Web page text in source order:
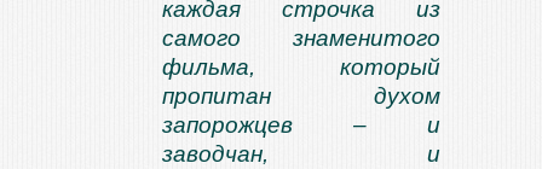
каждая строчка из
самого знаменитого
фильма, который
пропитан духом
запорожцев – и
заводчан, и